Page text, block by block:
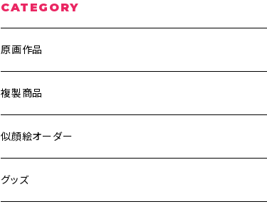
CATEGORY
原画作品
ポスター、ポストカード
ウッドペイント
キャンバス
複製商品
A4サイズ
ポストカードサイズ
似顔絵オーダー
グッズ